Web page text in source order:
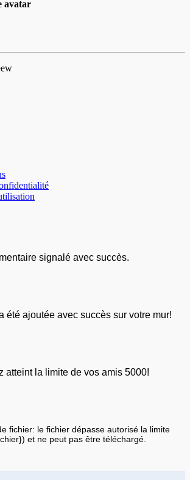
avatar
signalé avec succès.
été ajoutée avec succès sur votre mur!
atteint la limite de vos amis 5000!
fichier: le fichier dépasse autorisé la limite
et ne peut pas être téléchargé.